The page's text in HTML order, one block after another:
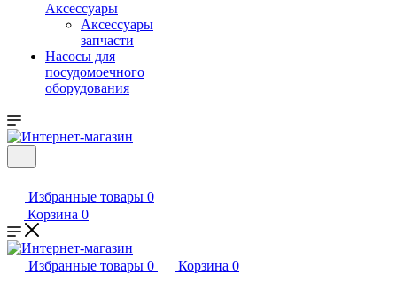
Аксессуары
Аксессуары
запчасти
Насосы для
посудомоечного
оборудования
Избранные товары 0
Корзина 0
Избранные товары 0 Корзина 0